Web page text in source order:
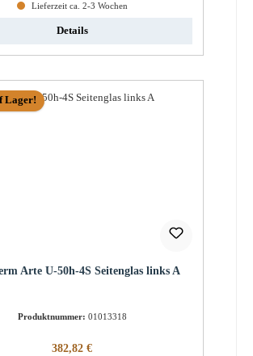
Lieferzeit ca. 2-3 Wochen
Details
Lager!
Arte U-50h-4S Seitenglas links A
Produktnummer: 01013318
Regulärer Preis:
382,82 €